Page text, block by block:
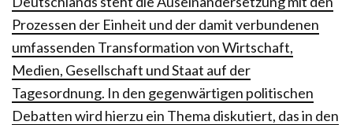
Prozessen der Einheit und der damit verbundenen
umfassenden Transformation von Wirtschaft,
Medien, Gesellschaft und Staat auf der
Tagesordnung. In den gegenwärtigen politischen
Debatten wird hierzu ein Thema diskutiert, das in den